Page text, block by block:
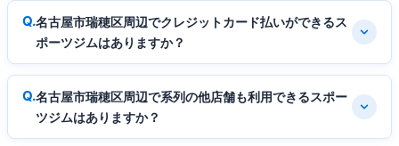
名古屋市瑞穂区周辺でクレジットカード払いができるス
ポーツジムはありますか？
名古屋市瑞穂区周辺で系列の他店舗も利用できるスポー
ツジムはありますか？